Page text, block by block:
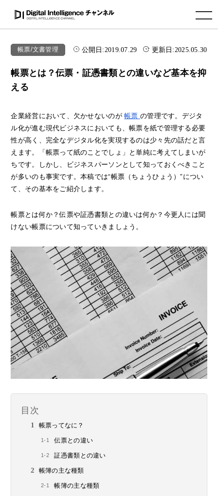
toggle navigation
帳票/文書管理 公開日:2019.07.29 更新日:2025.05.30
帳票とは？伝票・証憑書類との違いなど基本を抑
える
企業経営において、欠かせないのが帳票の管理です。デジタ
ル化が進む現代ビジネスにおいても、帳票を紙で管理する必要
性が高く、完全なデジタル化を実現するのは少々先の話だと言
えます。「帳票って紙のことでしょ」と単純に考えてしまいが
ちです。しかし、ビジネスパーソンとして知っておくべきこと
が多いのも事実です。本稿では“帳票（ちょうひょう）”につい
て、その基本をご紹介します。
帳票とは何か？伝票や証憑書類との違いは何か？今更人には聞
けない帳票について知っていきましょう。
目次
帳票ってなに？
伝票との違い
証憑書類との違い
帳簿の主な種類
帳簿の主な種類